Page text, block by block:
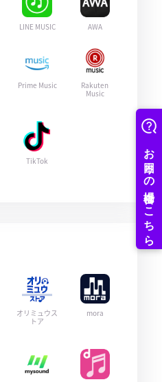
LINE MUSIC AWA
Prime Music
Rakuten
Music
TikTok
オリミュウス
トア
mora